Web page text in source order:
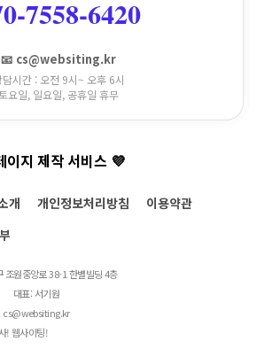
7558-6420
📧 cs@websiting.kr
담시간 : 오전 9시~ 오후 6시
요일, 일요일, 공휴일 휴무
이지 제작 서비스 💜
개 개인정보처리방침
이용약관
조원중앙로 38-1 한별빌딩 4층
대표: 서기원
cs@websiting.kr
! 웹사이팅!